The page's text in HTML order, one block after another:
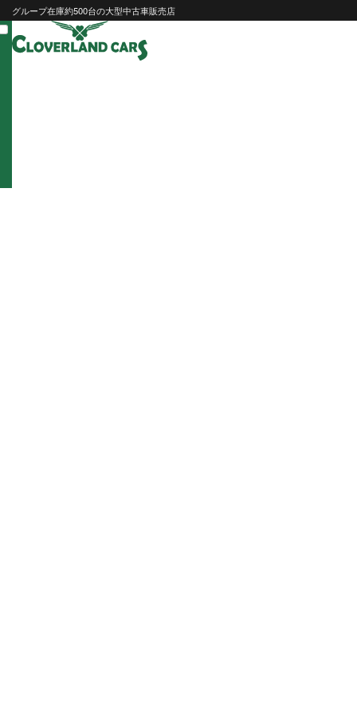
Skip
to
content
グループ在庫約500台の大型中古車販売店